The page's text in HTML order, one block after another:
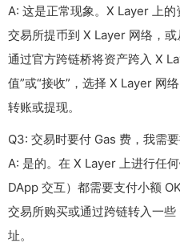
A: 这是正常现象。X Layer 上
交易所提币到 X Layer 网络，或
通过官方跨链桥将资产跨入 X
值”或“接收”，选择 X Layer 网
转账或提现。
Q3: 交易时要付 Gas 费，我需
A: 是的。在 X Layer 上进行任
DApp 交互）都需要支付小额
交易所购买或通过跨链转入一
址。